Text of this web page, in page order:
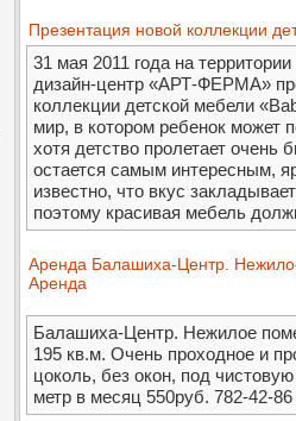
Презентация новой коллекции
31 мая 2011 года на
дизайн-центр «АРТ-ФЕРМА»
коллекции детской мебели
мир, в котором ребенок может
хотя детство пролетает очень
остается самым интересным,
известно, что вкус
поэтому красивая мебель
Аренда Балашиха-Центр.
Аренда
Балашиха-Центр. Нежилое
195 кв.м. Очень проходное и
цоколь, без окон, под
метр в месяц 550руб. 782-42-